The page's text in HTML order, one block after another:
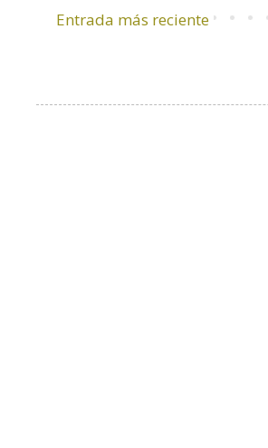
Entrada más reciente